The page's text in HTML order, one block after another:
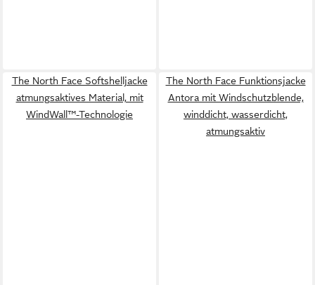
The North Face Softshelljacke
atmungsaktives Material, mit
WindWall™-Technologie
The North Face Funktionsjacke
Antora mit Windschutzblende,
winddicht, wasserdicht,
atmungsaktiv